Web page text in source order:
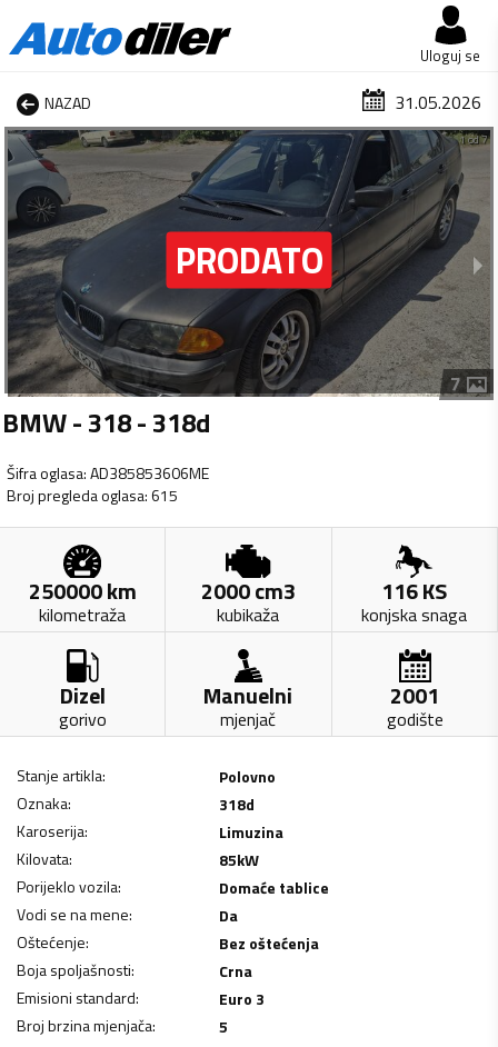
Uloguj se
NAZAD 31.05.2026
1 od 7
7
BMW - 318 - 318d
Šifra oglasa:AD385853606ME
Broj pregleda oglasa:615
250000km
kilometraža
2000cm3
kubikaža
116KS
konjska snaga
Dizel
gorivo
Manuelni
mjenjač
2001
godište
Stanje artikla:
Polovno
Oznaka:
318d
Karoserija:
Limuzina
Kilovata: 85kW
Porijeklo vozila:
Domaće tablice
Vodi se na mene:
Da
Oštećenje:
Bez oštećenja
Boja spoljašnosti:
Crna
Emisioni standard:
Euro 3
Broj brzina mjenjača:
5